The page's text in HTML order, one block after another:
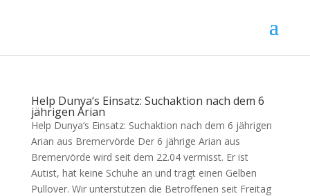
Help Dunya‘s Einsatz: Suchaktion nach dem 6
jährigen Arian
Help Dunya‘s Einsatz: Suchaktion nach dem 6 jährigen
Arian aus Bremervörde Der 6 jährige Arian aus
Bremervörde wird seit dem 22.04 vermisst. Er ist
Autist, hat keine Schuhe an und trägt einen Gelben
Pullover. Wir unterstützen die Betroffenen seit Freitag